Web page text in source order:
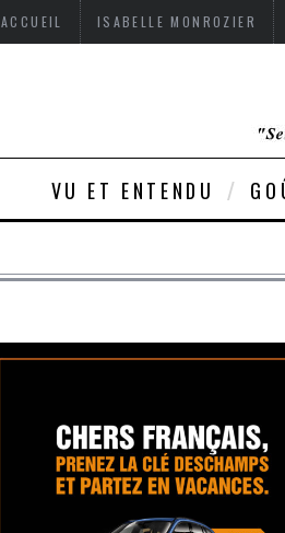
ACCUEIL ISABELLE MONROZIER
VU ET ENTENDU